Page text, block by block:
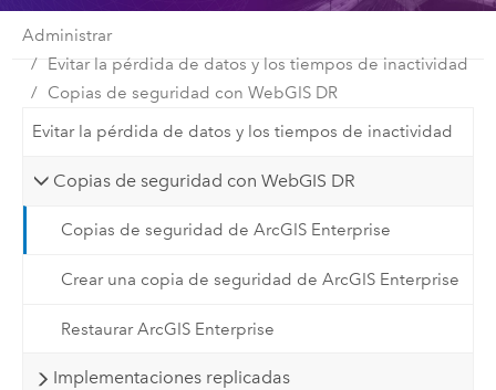
Administrar
Evitar la pérdida de datos y los tiempos de inactividad
Copias de seguridad con WebGIS DR
Evitar la pérdida de datos y los tiempos de inactividad
Copias de seguridad con WebGIS DR
Copias de seguridad de ArcGIS Enterprise
Crear una copia de seguridad de ArcGIS Enterprise
Restaurar ArcGIS Enterprise
Implementaciones replicadas